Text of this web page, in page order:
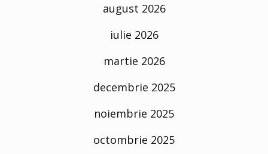
august 2026
iulie 2026
martie 2026
decembrie 2025
noiembrie 2025
octombrie 2025